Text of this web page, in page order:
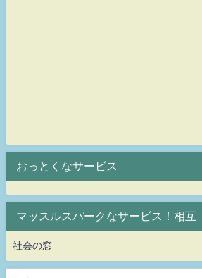
おっとくなサービス
マッスルスパークなサービス！相互
社会の窓